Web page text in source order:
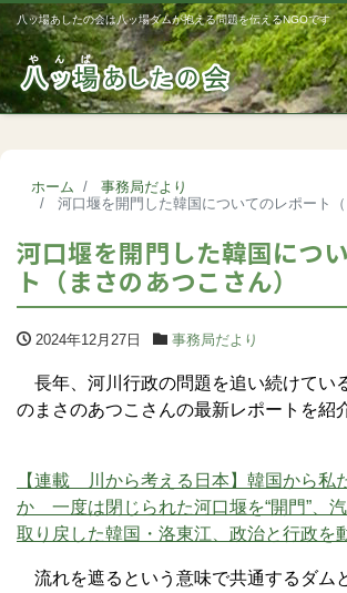
八ッ場あしたの会は八ッ場ダムが抱える問題を伝えるNGOです
ホーム
事務局だより
河口堰を開門した韓国についてのレポート（ま
河口堰を開門した韓国につ
ト（まさのあつこさん）
2024年12月27日 事務局だより
長年、河川行政の問題を追い続けてい
のまさのあつこさんの最新レポートを紹
【連載 川から考える日本】韓国から私
か 一度は閉じられた河口堰を“開門”、
取り戻した韓国・洛東江、政治と行政を
流れを遮るという意味で共通するダム